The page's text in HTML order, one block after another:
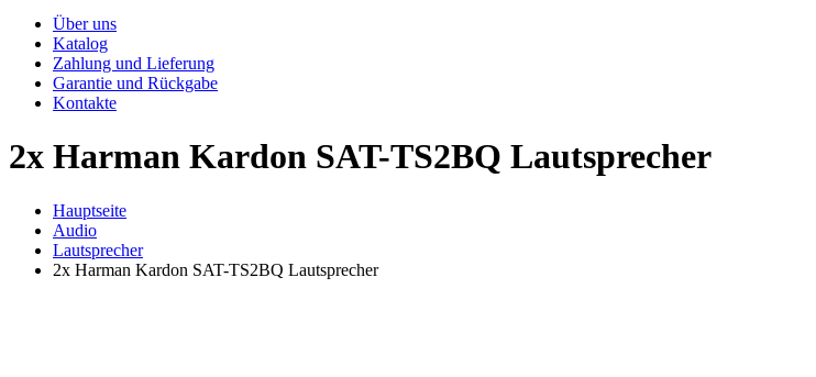
Über uns
Katalog
Zahlung und Lieferung
Garantie und Rückgabe
Kontakte
2x Harman Kardon SAT-TS2BQ Lautsprecher
Hauptseite
Audio
Lautsprecher
2x Harman Kardon SAT-TS2BQ Lautsprecher